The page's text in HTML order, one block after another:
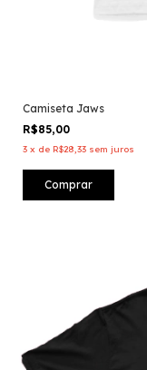
Camiseta Jaws
R$85,00
3 x de R$28,33 sem juros
Comprar